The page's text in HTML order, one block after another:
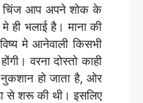
चिंज आप अपने शोक के
ही भलाई है। माना की
मे आनेवाली किसभी
वरना दोस्तो काही
हो जाता है, ओर
से शरू की थी। इसलिए